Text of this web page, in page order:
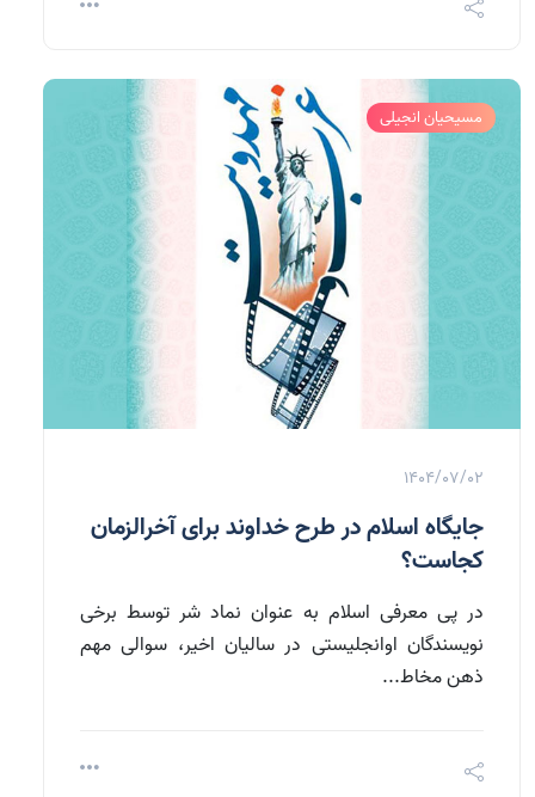
مسیحیان انجیلی
1404/07/02
جایگاه اسلام در طرح خداوند برای آخرالزمان
کجاست؟
در پی معرفی اسلام به عنوان نماد شر توسط برخی
نویسندگان اوانجلیستی در سالیان اخیر، سوالی مهم
ذهن مخاط...